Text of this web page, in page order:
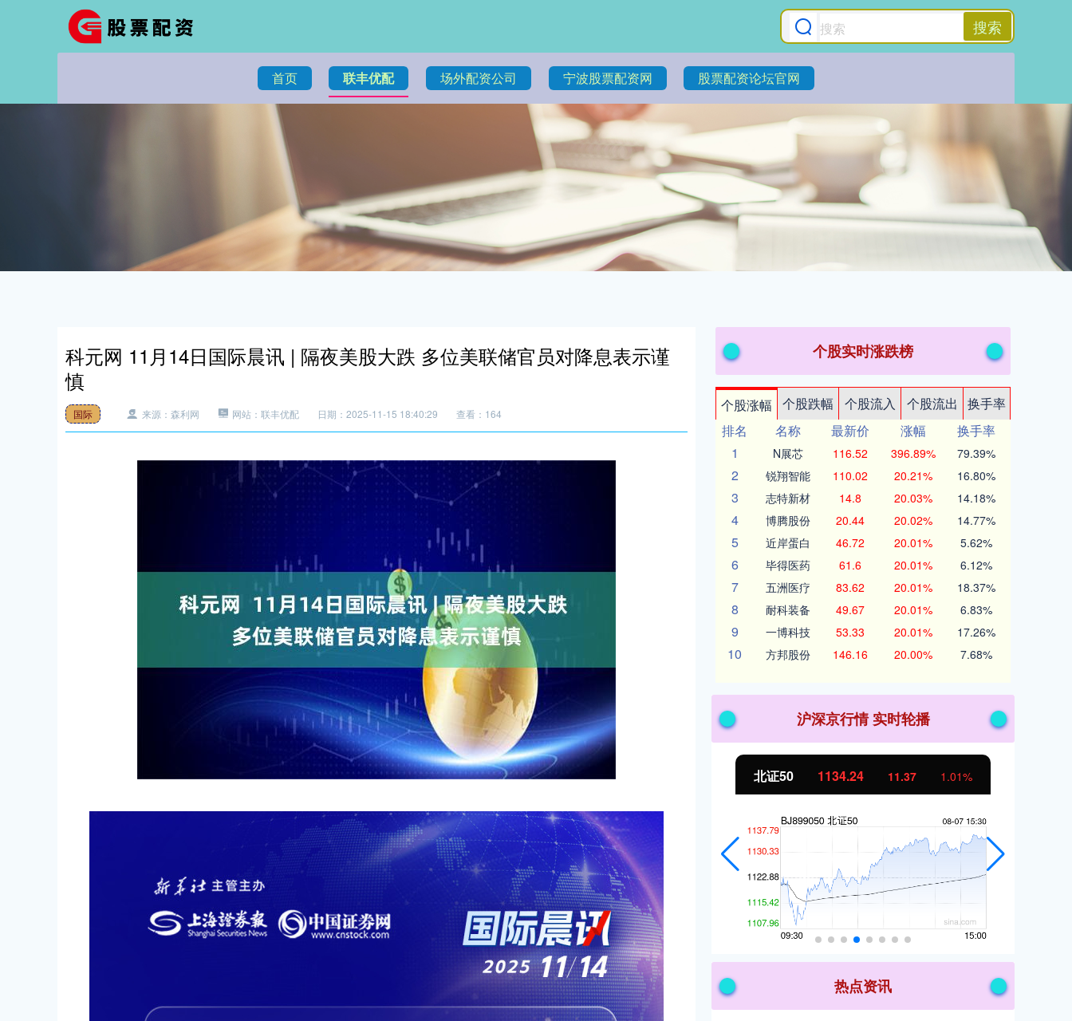
搜索
首页 联丰优配 场外配资公司 宁波股票配资网 股票配资论坛官网
科元网 11月14日国际晨讯 | 隔夜美股大跌 多位美联储官员对降息表示谨
慎
国际 来源：森利网 网站：联丰优配 日期：2025-11-15 18:40:29 查看：164
个股实时涨跌榜
个股涨幅 个股跌幅 个股流入 个股流出
换手率
排名
名称 最新价 涨幅
换手率
1
N展芯 116.52 396.89% 79.39%
2 锐翔智能 110.02 20.21% 16.80%
3 志特新材 14.8 20.03% 14.18%
4 博腾股份 20.44 20.02% 14.77%
5 近岸蛋白 46.72 20.01% 5.62%
6 毕得医药 61.6 20.01% 6.12%
7 五洲医疗 83.62 20.01% 18.37%
8 耐科装备 49.67 20.01% 6.83%
9 一博科技 53.33 20.01% 17.26%
10 方邦股份 146.16 20.00% 7.68%
沪深京行情 实时轮播
深证成指 14311.01 200.89 1.42% 沪深300 4694.44 43.13 北证50 1134.24 11.37 1.01%
热点资讯